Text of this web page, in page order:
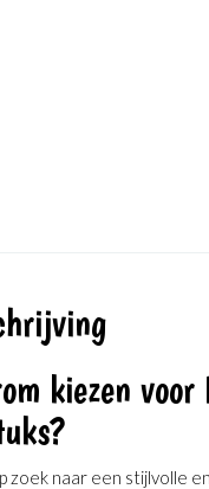
kiezen
zoek naar een stijlvolle